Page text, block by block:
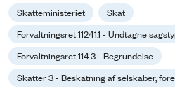
Skatteministeriet
Skat
Forvaltningsret 11241.1 - Undtagne
Forvaltningsret 114.3 - Begrundelse
Skatter 3 - Beskatning af selskaber,